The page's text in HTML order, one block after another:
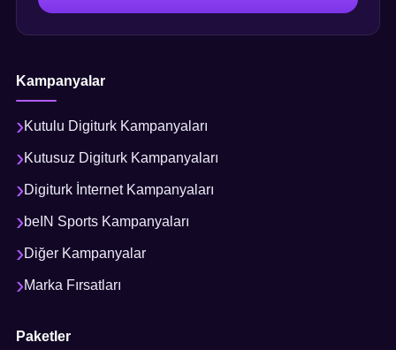
Kampanyalar
Kutulu Digiturk Kampanyaları
Kutusuz Digiturk Kampanyaları
Digiturk İnternet Kampanyaları
beIN Sports Kampanyaları
Diğer Kampanyalar
Marka Fırsatları
Paketler